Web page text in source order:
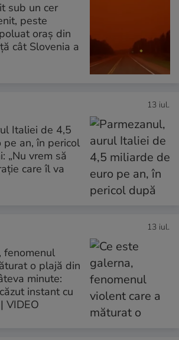
sub un cer
peste
oraș din
cât Slovenia a
13 iul.
Italiei de 4,5
an, în pericol
„Nu vrem să
care îl va
13 iul.
fenomenul
o plajă din
minute:
instant cu
VIDEO